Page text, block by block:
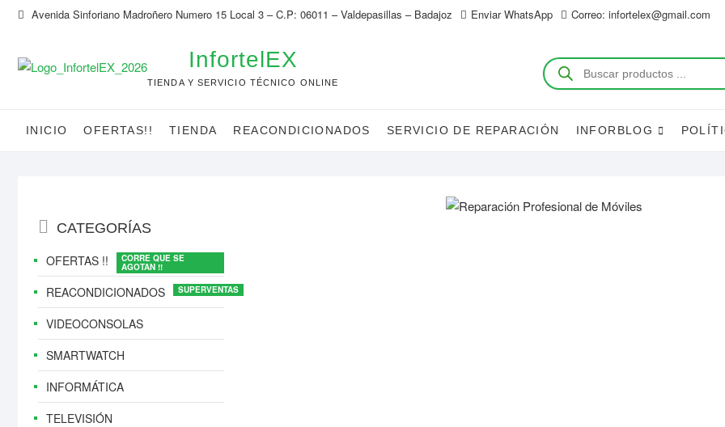
Saltar Avenida Sinforiano Madroñero Numero 15 Local 3 – C.P: 06011 – Valdepasillas – Badajoz Enviar WhatsApp Correo: infortelex@gmail.com
InfortelEX
TIENDA Y SERVICIO TÉCNICO ONLINE
Búsqueda
de
productos
INICIO OFERTAS!! TIENDA REACONDICIONADOS SERVICIO DE REPARACIÓN INFORBLOG
Menú
catálogo
CATEGORÍAS
OFERTAS !!
REACONDICIONADOS
VIDEOCONSOLAS
SMARTWATCH
INFORMÁTICA
TELEVISIÓN